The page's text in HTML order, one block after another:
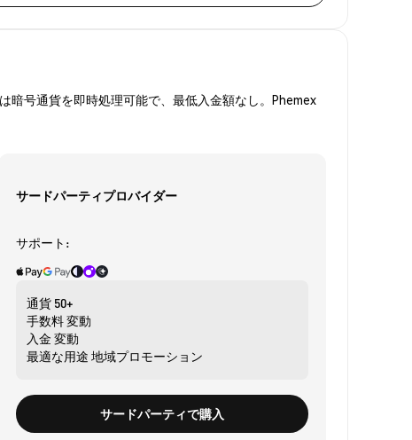
暗号通貨を即時処理可能で、最低入金額なし。Phemex
サードパーティプロバイダー
サポート:
通貨 50+
手数料変動
入金 変動
最適な用途 地域プロモーション
サードパーティで購入